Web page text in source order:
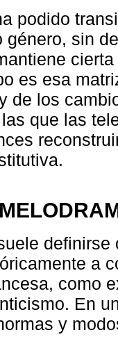
podido
género, sin
es esa
de los
que las
a
como
En
y